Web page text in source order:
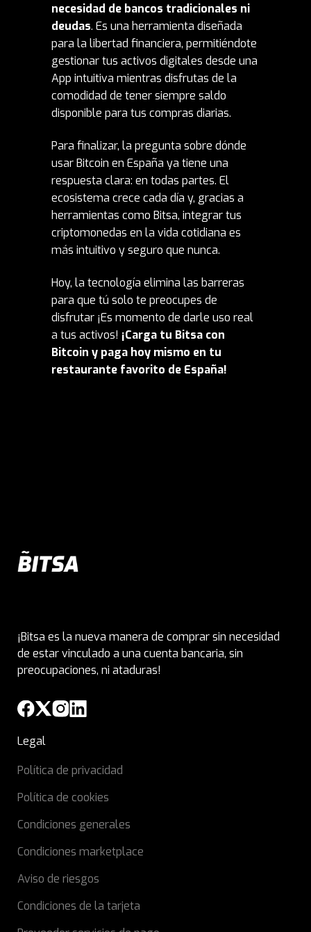
necesidad de bancos tradicionales ni
deudas. Es una herramienta diseñada
para la libertad financiera, permitiéndote
gestionar tus activos digitales desde una
App intuitiva mientras disfrutas de la
comodidad de tener siempre saldo
disponible para tus compras diarias.
Para finalizar, la pregunta sobre dónde
usar Bitcoin en España ya tiene una
respuesta clara: en todas partes. El
ecosistema crece cada día y, gracias a
herramientas como Bitsa, integrar tus
criptomonedas en la vida cotidiana es
más intuitivo y seguro que nunca.
Hoy, la tecnología elimina las barreras
para que tú solo te preocupes de
disfrutar ¡Es momento de darle uso real
a tus activos! ¡Carga tu Bitsa con
Bitcoin y paga hoy mismo en tu
restaurante favorito de España!
¡Bitsa es la nueva manera de comprar sin necesidad
de estar vinculado a una cuenta bancaria, sin
preocupaciones, ni ataduras!
Legal
Política de privacidad
Política de cookies
Condiciones generales
Condiciones marketplace
Aviso de riesgos
Condiciones de la tarjeta